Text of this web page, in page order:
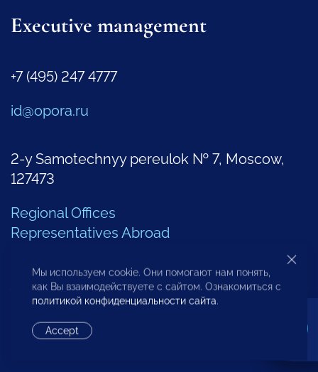
Executive management
+7 (495) 247 4777
id@opora.ru
2-y Samotechnyy pereulok № 7, Moscow,
127473
Regional Offices
Representatives Abroad
Additional Contacts
Center of Analysis of Entrepreneurship
Мы используем cookie. Они помогают нам понять,
как Вы взаимодействуете с сайтом. Ознакомиться с
политикой конфиденциальности сайта.
Accept